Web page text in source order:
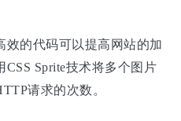
效的代码可以提高网站的加
Sprite技术将多个图片
请求的次数。